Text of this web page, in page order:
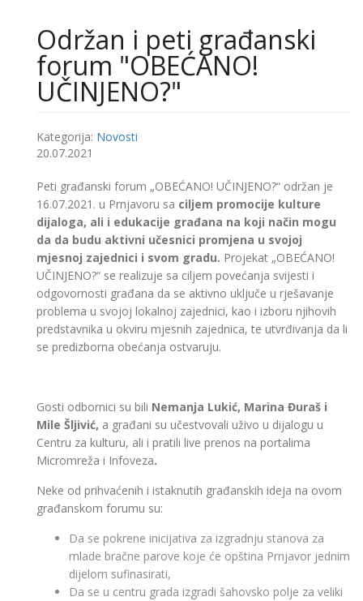
Održan i peti građanski
forum "OBEĆANO!
UČINJENO?"
Kategorija: Novosti
20.07.2021
Peti građanski forum „OBEĆANO! UČINJENO?“ održan je
16.07.2021. u Prnjavoru sa ciljem promocije kulture
dijaloga, ali i edukacije građana na koji način mogu
da da budu aktivni učesnici promjena u svojoj
mjesnoj zajednici i svom gradu. Projekat „OBEĆANO!
UČINJENO?“ se realizuje sa ciljem povećanja svijesti i
odgovornosti građana da se aktivno uključe u rješavanje
problema u svojoj lokalnoj zajednici, kao i izboru njihovih
predstavnika u okviru mjesnih zajednica, te utvrđivanja da li
se predizborna obećanja ostvaruju.
Gosti odbornici su bili Nemanja Lukić, Marina Đuraš i
Mile Šljivić, a građani su učestvovali uživo u dijalogu u
Centru za kulturu, ali i pratili live prenos na portalima
Micromreža i Infoveza.
Neke od prihvaćenih i istaknutih građanskih ideja na ovom
građanskom forumu su:
Da se pokrene inicijativa za izgradnju stanova za
mlade bračne parove koje će opština Prnjavor jednim
dijelom sufinasirati,
Da se u centru grada izgradi šahovsko polje za veliki